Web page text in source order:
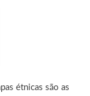
étnicas são as